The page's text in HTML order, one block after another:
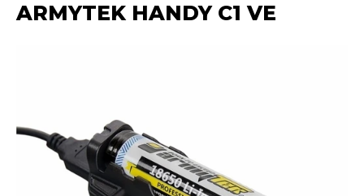
ARMYTEK HANDY C1 VE